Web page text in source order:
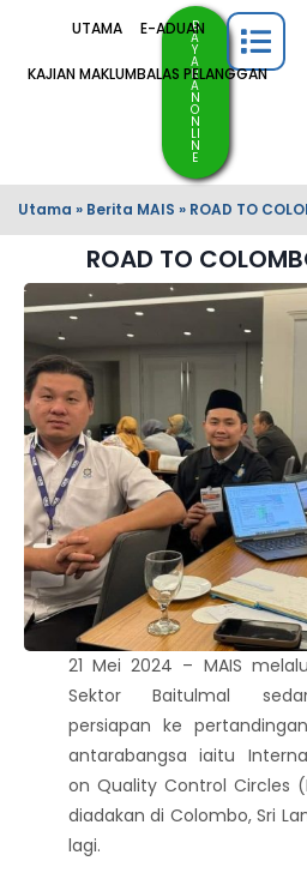
UTAMA E-ADUAN
KAJIAN MAKLUMBALAS PELANGGAN
B
A
Y
A
R
A
N
O
N
LI
N
E
Utama » Berita MAIS » ROAD TO
ROAD TO
21 Mei 2024 – MAIS
Sektor Baitulmal
persiapan ke
antarabangsa iaitu
on Quality Control Circles
diadakan di Colombo, Sri
lagi.